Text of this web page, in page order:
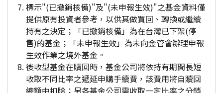
標示"(已撤銷核備)"及"(未申報生效)"之基金資料僅
提供原有投資者參考，以供其做買回、轉換或繼續
持有之決定；「已撤銷核備」為在台灣已下架(停
售)的基金；「未申報生效」為未向金管會辦理申報
生效作業之境外基金。
後收型基金在贖回時，基金公司將依持有期間長短
收取不同比率之遞延申購手續費，該費用將自贖回
總額中扣除；另各基金公司需收取一定比率之分銷